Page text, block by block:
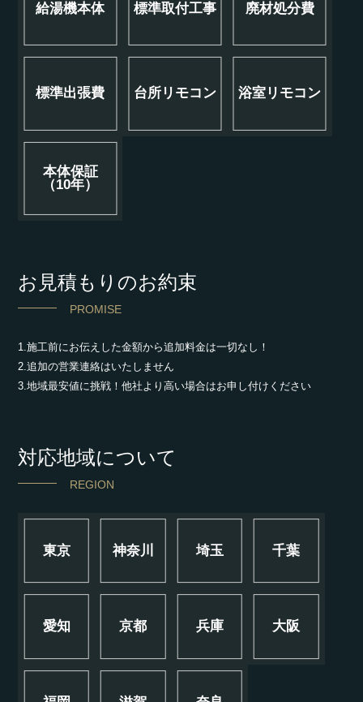
給湯機本体 標準取付工事 廃材処分費
標準出張費 台所リモコン 浴室リモコン
本体保証
（10年）
お見積もりのお約束
PROMISE
1.施工前にお伝えした金額から追加料金は一切なし！
2.追加の営業連絡はいたしません
3.地域最安値に挑戦！他社より高い場合はお申し付けください
対応地域について
REGION
東京 神奈川 埼玉 千葉
愛知 京都 兵庫 大阪